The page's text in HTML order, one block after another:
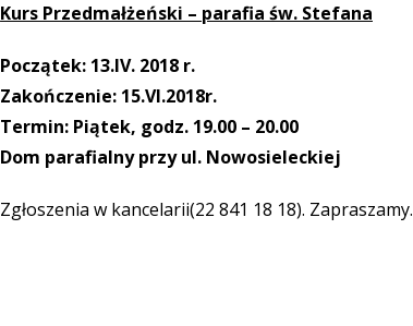
Kurs Przedmałżeński – parafia św. Stefana
Początek: 13.IV. 2018 r.
Zakończenie: 15.VI.2018r.
Termin: Piątek, godz. 19.00 – 20.00
Dom parafialny przy ul. Nowosieleckiej
Zgłoszenia w kancelarii(22 841 18 18). Zapraszamy.